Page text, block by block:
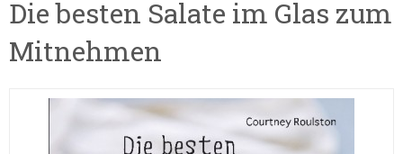
Die besten Salate im Glas zum
Mitnehmen